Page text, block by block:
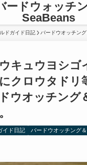
ードウォッチ
SeaBeans
ドガイド日記 バードウオッチン
キュウヨシゴ
にクロウタドリ
ウオッチング
イド日記 バードウオッチング